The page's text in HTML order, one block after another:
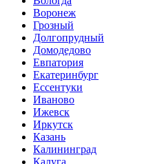
Воронеж
Грозный
Долгопрудный
Домодедово
Евпатория
Екатеринбург
Ессентуки
Иваново
Ижевск
Иркутск
Казань
Калининград